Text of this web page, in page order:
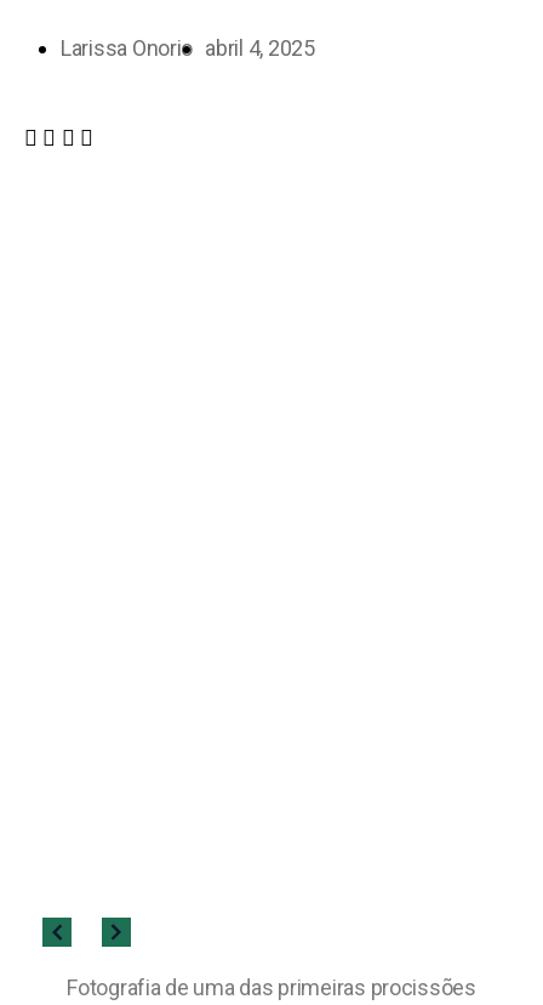
Larissa Onorio abril 4, 2025
Fotografia de uma das primeiras procissões